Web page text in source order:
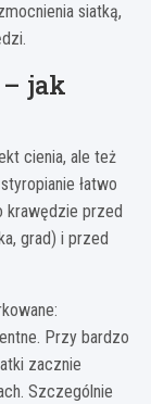
siatką,
– jak
cienia, ale też
łatwo
krawędzie przed
grad) i przed
Przy bardzo
zacznie
Szczególnie